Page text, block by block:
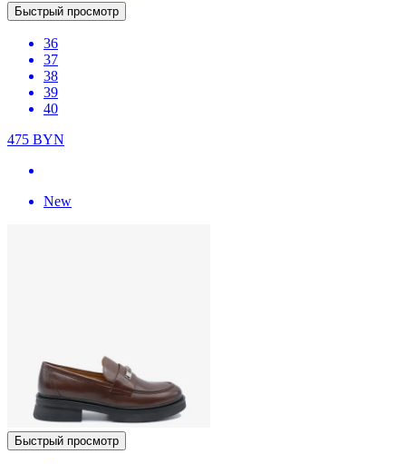
Быстрый просмотр
36
37
38
39
40
475 BYN
New
Быстрый просмотр